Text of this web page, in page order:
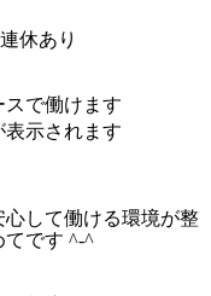
休あり
で働けます
示されます
して働ける環境が整
てです ^-^